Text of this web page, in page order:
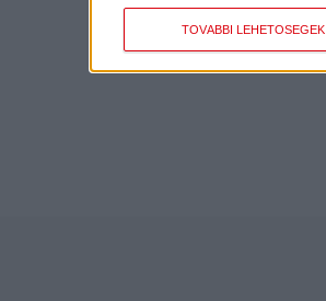
TOVÁBBI LEHETŐSÉGEK